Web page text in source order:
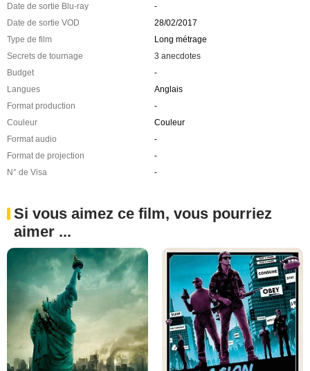
Date de sortie Blu-ray
-
Date de sortie VOD
28/02/2017
Type de film
Long métrage
Secrets de tournage
3 anecdotes
Budget
-
Langues
Anglais
Format production
-
Couleur
Couleur
Format audio
-
Format de projection
-
N° de Visa
-
Si vous aimez ce film, vous pourriez
aimer ...